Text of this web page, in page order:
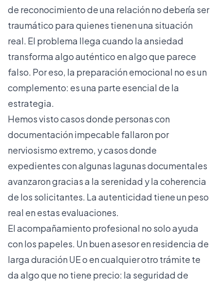
de reconocimiento de una relación no debería ser
traumático para quienes tienen una situación
real. El problema llega cuando la ansiedad
transforma algo auténtico en algo que parece
falso. Por eso, la preparación emocional no es un
complemento: es una parte esencial de la
estrategia.
Hemos visto casos donde personas con
documentación impecable fallaron por
nerviosismo extremo, y casos donde
expedientes con algunas lagunas documentales
avanzaron gracias a la serenidad y la coherencia
de los solicitantes. La autenticidad tiene un peso
real en estas evaluaciones.
El acompañamiento profesional no solo ayuda
con los papeles. Un buen asesor enresidencia de
larga duración UEo en cualquier otro trámite te
da algo que no tiene precio: la seguridad de